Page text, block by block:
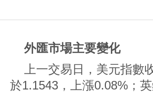
外匯市場主要變化
上一交易日，美元指
於1.1543，上漲0.08%；